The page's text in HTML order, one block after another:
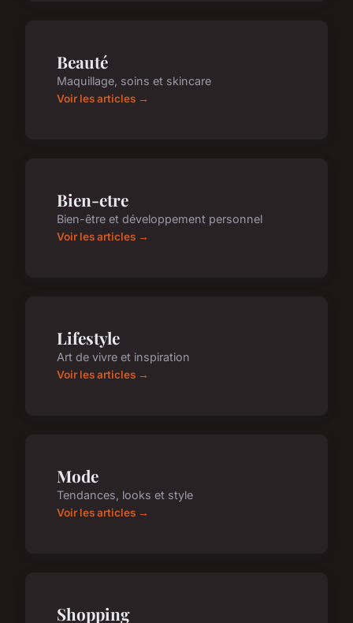
Beauté
Maquillage, soins et skincare
Voir les articles →
Bien-etre
Bien-être et développement personnel
Voir les articles →
Lifestyle
Art de vivre et inspiration
Voir les articles →
Mode
Tendances, looks et style
Voir les articles →
Shopping